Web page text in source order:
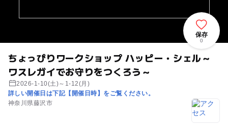
ちょっぴりワークショップ ハッピー・シェル～
ワスレガイでお守りをつくろう～
2026-1-10(土)～1-12(月)
詳しい開催日は下記【開催日時】をご覧ください。
神奈川県藤沢市
保存
0